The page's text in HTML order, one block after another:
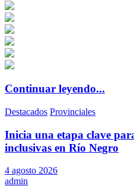
Continuar leyendo...
Destacados Provinciales
Inicia una etapa clave
inclusivas en Río Negro
4 agosto 2026
admin